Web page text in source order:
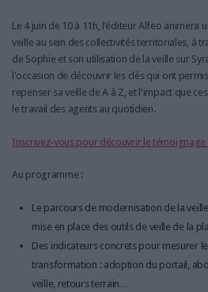
Le 4 juin de 10 à 11h, l’éditeur Alfeo animera
veille au sein des collectivités territoriales, à
de Sophie et son utilisation de la veille sur
l'occasion de découvrir les clés qui ont
repenser sa veille de A à Z, et l'impact que
le travail des agents au quotidien.
Inscrivez-vous pour découvrir le
Au programme :
Le parcours de modernisation de la
mise en place des outils de veille de la
Des indicateurs concrets pour mesurer
transformation : adoption du portail,
veille, retours terrain…